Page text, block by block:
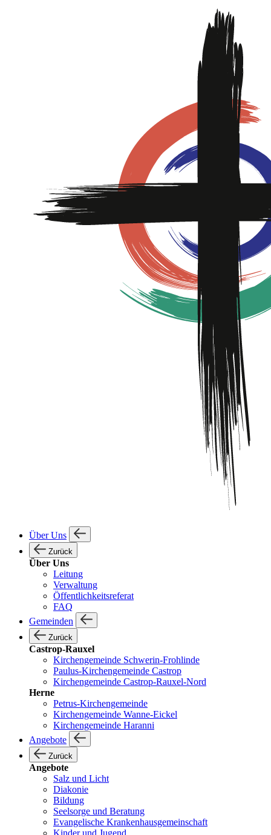
Über Uns
Zurück
Über Uns
Leitung
Verwaltung
Öffentlichkeitsreferat
FAQ
Gemeinden
Zurück
Castrop-Rauxel
Kirchengemeinde Schwerin-Frohlinde
Paulus-Kirchengemeinde Castrop
Kirchengemeinde Castrop-Rauxel-Nord
Herne
Petrus-Kirchengemeinde
Kirchengemeinde Wanne-Eickel
Kirchengemeinde Haranni
Angebote
Zurück
Angebote
Salz und Licht
Diakonie
Bildung
Seelsorge und Beratung
Evangelische Krankenhausgemeinschaft
Kinder und Jugend